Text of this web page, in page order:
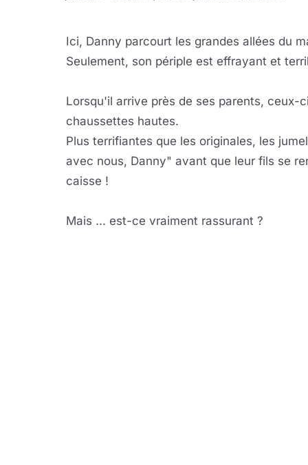
YouTube · le
Ici, Danny parcourt les grandes allées du
Seulement, son périple est effrayant et
Lorsqu'il arrive près de ses parents, ceux-
chaussettes hautes.
Plus terrifiantes que les originales, les
avec nous, Danny" avant que leur fils se
caisse !
Mais ... est-ce vraiment rassurant ?